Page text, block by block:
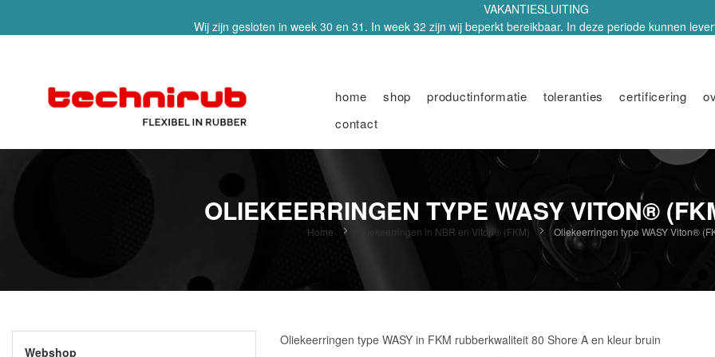
VAKANTIESLUITING
Wij zijn gesloten in week 30 en 31. In week 32 zijn wij beperkt bereikbaar. In deze periode kunnen
home shop productinformatie toleranties certificering
contact
OLIEKEERRINGEN TYPE WASY VITON®
Home Oliekeerringen in NBR en Viton® (FKM) Oliekeerringen type WASY Viton®
Oliekeerringen type WASY in FKM rubberkwaliteit 80 Shore A en kleur bruin
Webshop